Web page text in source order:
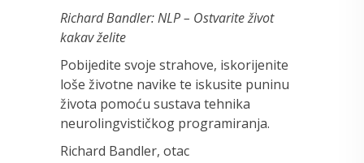
Richard Bandler: NLP – Ostvarite život
kakav želite
Pobijedite svoje strahove, iskorijenite
loše životne navike te iskusite puninu
života pomoću sustava tehnika
neurolingvističkog programiranja.
Richard Bandler, otac